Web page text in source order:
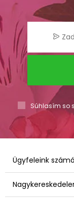
Súhlasím so
Ügyfeleink